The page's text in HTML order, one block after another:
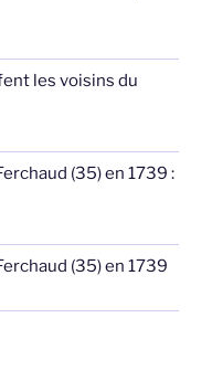
les voisins du
(35) en 1739 :
(35) en 1739